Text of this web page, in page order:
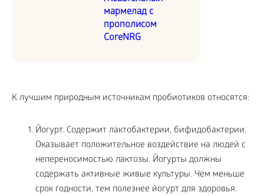
мармелад с
прополисом
CoreNRG
К лучшим природным источникам пробиотиков относятся:
Йогурт. Содержит лактобактерии, бифидобактерии.
Оказывает положительное воздействие на людей с
непереносимостью лактозы. Йогурты должны
содержать активные живые культуры. Чем меньше
срок годности, тем полезнее йогурт для здоровья.